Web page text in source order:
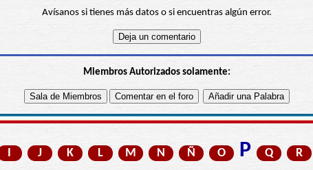
Avísanos si tienes más datos o si encuentras algún error.
Miembros Autorizados solamente:
I J K L M N Ñ O P Q R